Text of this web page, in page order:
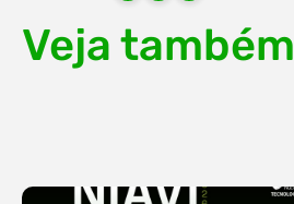
Veja também